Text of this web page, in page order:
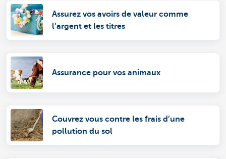
Assurez vos avoirs de valeur comme
l’argent et les titres
Assurance pour vos animaux
Couvrez vous contre les frais d’une
pollution du sol